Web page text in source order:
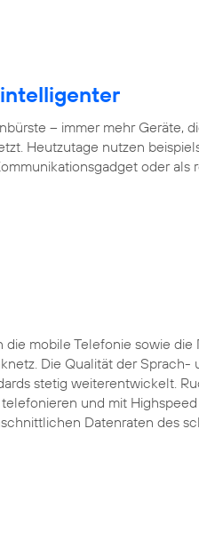
– immer mehr Geräte,
Heutzutage nutzen
oder als
mobile Telefonie sowie die
Die Qualität der Sprach-
stetig weiterentwickelt.
und mit
Datenraten des